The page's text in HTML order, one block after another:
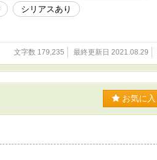
シリアスあり
文字数 179,235 最終更新日 2021.08.29
お気に